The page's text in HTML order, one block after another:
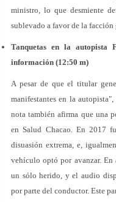
ministro, lo que desmiente
sublevado a favor de la facción
Tanquetas en la autopista
información (12:50 m)
A pesar de que el titular
manifestantes en la
nota también afirma que una
en Salud Chacao. En 2017
disuasión extrema, e,
vehículo optó por avanzar.
un sólo herido, y el audio
por parte del conductor. Este